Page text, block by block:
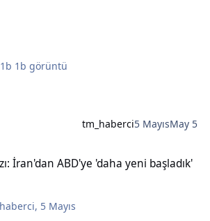
1b görüntü
tm_haberci5 MayısMay 5
İran'dan ABD'ye 'daha yeni başladık'
, 5 Mayıs